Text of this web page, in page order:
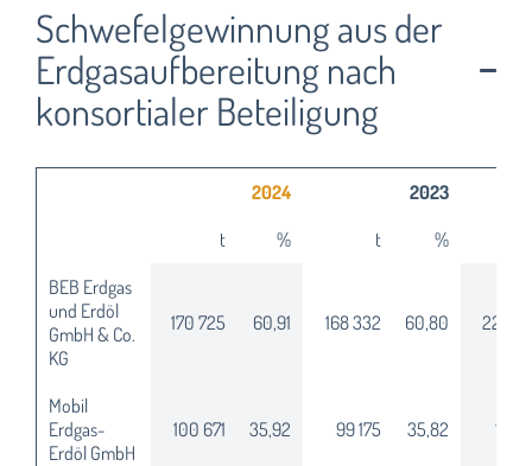
Schwefelgewinnung aus der
Erdgasaufbereitung nach
konsortialer Beteiligung
2024
2023
t
% t
%
BEB Erdgas
und Erdöl
GmbH & Co.
KG
170 725 60,91 168 332 60,80 227
Mobil
Erdgas-
Erdöl GmbH
100 671 35,92 99 175 35,82 131